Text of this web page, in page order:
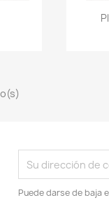
Puede darse de baja